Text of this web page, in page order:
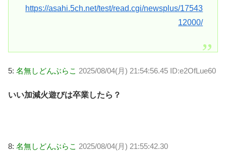
https://asahi.5ch.net/test/read.cgi/newsplus/17543
12000/
5: 名無しどんぶらこ 2025/08/04(月) 21:54:56.45 ID:e2OfLue60
いい加減火遊びは卒業したら？
8: 名無しどんぶらこ 2025/08/04(月) 21:55:42.30